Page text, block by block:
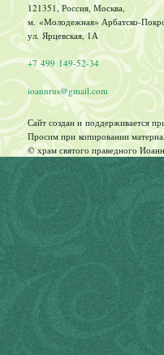
121351, Россия, Москва,
м. «Молодежная» Арбатско-
ул. Ярцевская, 1А
+7 499 149-52-34
ioannrus@gmail.com
Сайт создан и поддерживается
Просим при копировании
© храм святого праведного